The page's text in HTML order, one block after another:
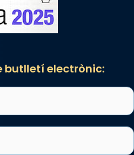
butlletí electrònic: